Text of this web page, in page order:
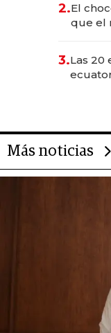
2.El
que el
3.Las 20
Más noticias